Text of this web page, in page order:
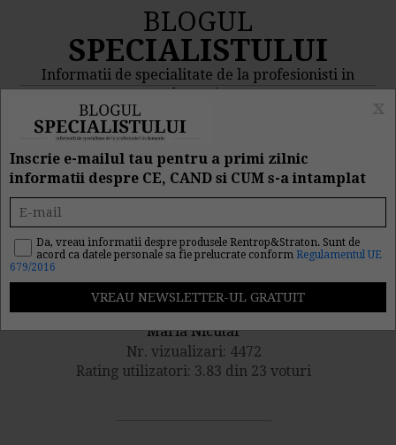
BLOGUL
SPECIALISTULUI
Informatii de specialitate de la profesionisti in
domeniu
MENIU
Secretul afacerilor de
succes. 10 sfaturi esentiale
Publicat de catre
Maria Nicutar
Nr. vizualizari: 4472
Rating utilizatori: 3.83 din 23 voturi
Inscrie e-mailul tau pentru a primi zilnic
informatii despre CE, CAND si CUM s-a intamplat
Da, vreau informatii despre produsele Rentrop&Straton. Sunt de
acord ca datele personale sa fie prelucrate conform Regulamentul UE
679/2016